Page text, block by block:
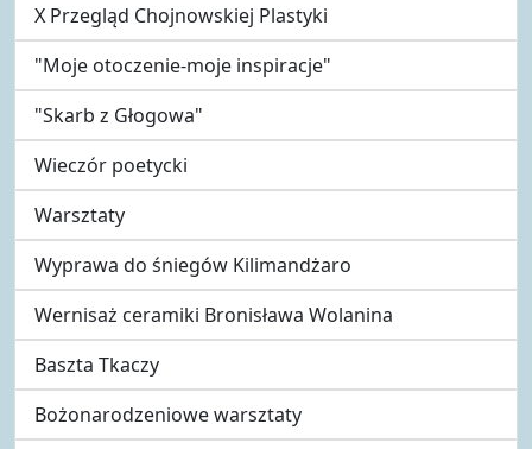
X Przegląd Chojnowskiej Plastyki
"Moje otoczenie-moje inspiracje"
"Skarb z Głogowa"
Wieczór poetycki
Warsztaty
Wyprawa do śniegów Kilimandżaro
Wernisaż ceramiki Bronisława Wolanina
Baszta Tkaczy
Bożonarodzeniowe warsztaty